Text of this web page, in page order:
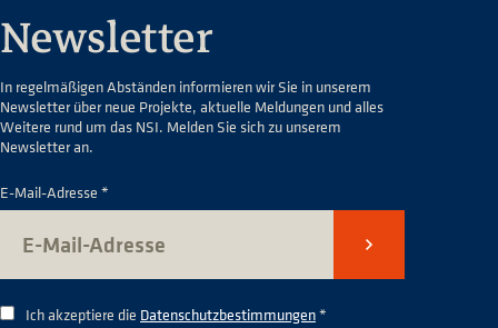
Newsletter
In regelmäßigen Abständen informieren wir Sie in unserem
Newsletter über neue Projekte, aktuelle Meldungen und alles
Weitere rund um das NSI. Melden Sie sich zu unserem
Newsletter an.
E-Mail-Adresse *
Senden
Ich akzeptiere die Datenschutzbestimmungen*